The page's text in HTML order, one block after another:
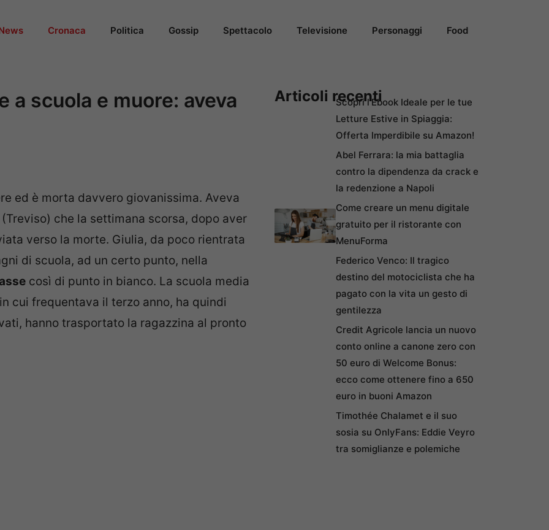
Cronaca Politica Gossip Spettacolo Televisione Personaggi Food
a scuola e muore: aveva
ed è morta davvero giovanissima. Aveva
che la settimana scorsa, dopo aver
verso la morte. Giulia, da poco rientrata
di scuola, ad un certo punto, nella
così di punto in bianco. La scuola media
cui frequentava il terzo anno, ha quindi
hanno trasportato la ragazzina al pronto
Articoli recentiScopri l’Ebook Ideale per le tue
Letture Estive in Spiaggia:
Offerta Imperdibile su Amazon!
Abel Ferrara: la mia battaglia
contro la dipendenza da crack e
la redenzione a Napoli
Come creare un menu digitale
gratuito per il ristorante con
MenuForma
Federico Venco: Il tragico
destino del motociclista che ha
pagato con la vita un gesto di
gentilezza
Credit Agricole lancia un nuovo
conto online a canone zero con
50 euro di Welcome Bonus:
ecco come ottenere fino a 650
euro in buoni Amazon
Timothée Chalamet e il suo
sosia su OnlyFans: Eddie Veyro
tra somiglianze e polemiche